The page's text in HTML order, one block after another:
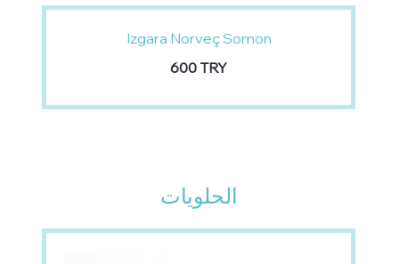
Izgara Norveç Somon
‏600 TRY
الحلويات